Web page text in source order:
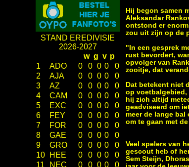
STAND EREDIVISIE
2026-2027
w g v p
1
ADO 0 0 0 0
0
2
AJA 0 0 0 0
0
3
AZ 0 0 0 0
0
4
CAM 0 0 0 0
0
5
EXC 0 0 0 0
0
6
FEY 0 0 0 0
0
7
FOR 0 0 0 0
0
8
GAE 0 0 0 0
0
9
GRO 0 0 0 0
0
10
HEE 0 0 0 0
0
11
NEC 0 0 0 0 0
Hij begon samen
Aleksandar
ontstond er
zou uit zijn op de
"In een gesprek
rust bevordert,
opvolger van
zooitje, dat
Dat betekent niet
op voetbalgebied,
hij zich altijd
geadviseerd om
meer de lange
om te gaan met
Veel spelers van
gescout heb of
Sem Steijn,